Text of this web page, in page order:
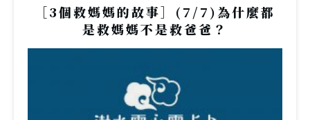
［3個救媽媽的故事］(7/7)為什麼都
是救媽媽不是救爸爸？